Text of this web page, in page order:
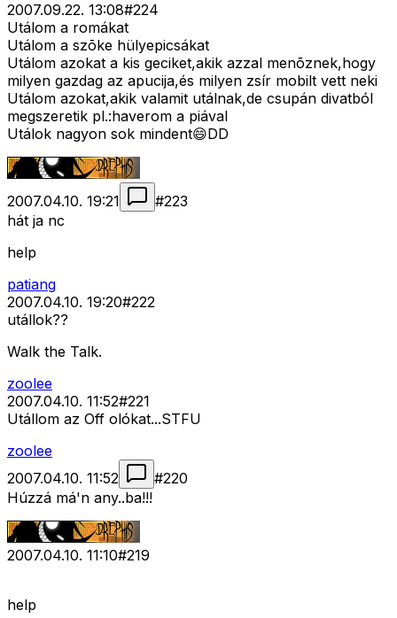
2007.09.22. 13:08#224
Utálom a romákat
Utálom a szõke hülyepicsákat
Utálom azokat a kis geciket,akik azzal menõznek,hogy
milyen gazdag az apucija,és milyen zsír mobilt vett neki
Utálom azokat,akik valamit utálnak,de csupán divatból
megszeretik pl.:haverom a piával
Utálok nagyon sok mindent😄DD
2007.04.10. 19:21 #223
hát ja nc
help
patiang
2007.04.10. 19:20#222
utállok??
Walk the Talk.
zoolee
2007.04.10. 11:52#221
Utállom az Off olókat...STFU
zoolee
2007.04.10. 11:52
#220
Húzzá má'n any..ba!!!
2007.04.10. 11:10#219
help